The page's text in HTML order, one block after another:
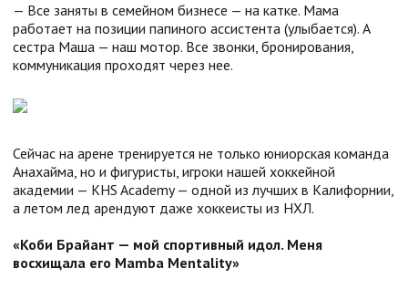
— Все заняты в семейном бизнесе — на катке. Мама
работает на позиции папиного ассистента (улыбается). А
сестра Маша — наш мотор. Все звонки, бронирования,
коммуникация проходят через нее.
Сейчас на арене тренируется не только юниорская команда
Анахайма, но и фигуристы, игроки нашей хоккейной
академии — KHS Academy — одной из лучших в Калифорнии,
а летом лед арендуют даже хоккеисты из НХЛ.
«Коби Брайант — мой спортивный идол. Меня
восхищала его Mamba Mentality»